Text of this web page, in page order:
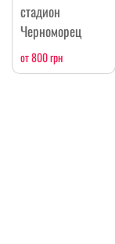
стадион
Черноморец
от 800 грн